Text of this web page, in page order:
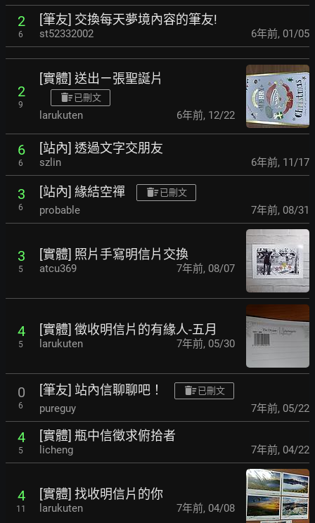
2
6
[筆友] 交換每天夢境內容的筆友!
st52332002 6年前, 01/05
2
9
[實體] 送出ㄧ張聖誕片
已刪文
larukuten 6年前, 12/22
6
6
[站內] 透過文字交朋友
szlin 6年前, 11/17
3
6
[站內] 緣結空禪 已刪文
probable 7年前, 08/31
3
5
[實體] 照片手寫明信片交換
atcu369 7年前, 08/07
4
5
[實體] 徵收明信片的有緣人-五月
larukuten 7年前, 05/30
0
6
[筆友] 站內信聊聊吧！ 已刪文
pureguy 7年前, 05/22
4
5
[實體] 瓶中信徵求俯拾者
licheng 7年前, 04/22
4
11
[實體] 找收明信片的你
larukuten 7年前, 04/08